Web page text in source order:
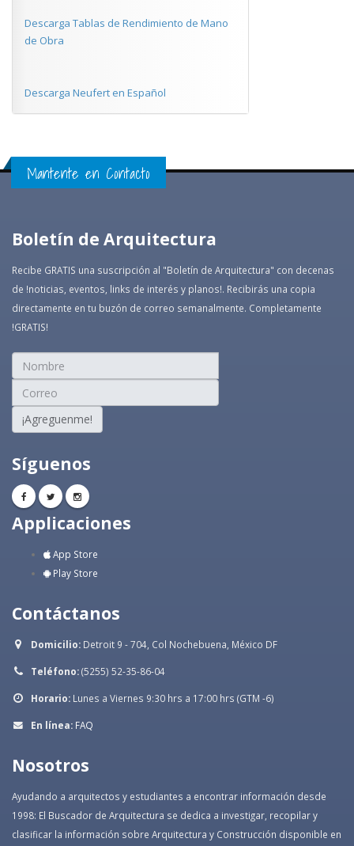
Descarga Tablas de Rendimiento de Mano
de Obra
Descarga Neufert en Español
Mantente en Contacto
Boletín de Arquitectura
Recibe GRATIS una suscripción al "Boletín de Arquitectura" con decenas
de !noticias, eventos, links de interés y planos!. Recibirás una copia
directamente en tu buzón de correo semanalmente. Completamente
!GRATIS!
¡Agreguenme!
Síguenos
Applicaciones
App Store
Play Store
Contáctanos
Domicilio: Detroit 9 - 704, Col Nochebuena, México DF
Teléfono:(5255) 52-35-86-04
Horario: Lunes a Viernes 9:30 hrs a 17:00 hrs (GTM -6)
En línea: FAQ
Nosotros
Ayudando a arquitectos y estudiantes a encontrar información desde
1998: El Buscador de Arquitectura se dedica a investigar, recopilar y
clasificar la información sobre Arquitectura y Construcción disponible en